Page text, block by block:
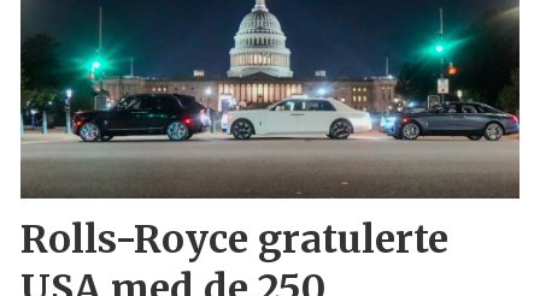
Rolls-Royce gratulerte